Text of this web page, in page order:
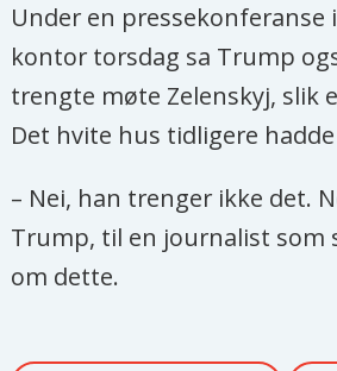
Under en pressekonferanse
kontor torsdag sa Trump
trengte møte Zelenskyj, slik
Det hvite hus tidligere
– Nei, han trenger ikke det.
Trump, til en journalist som
om dette.